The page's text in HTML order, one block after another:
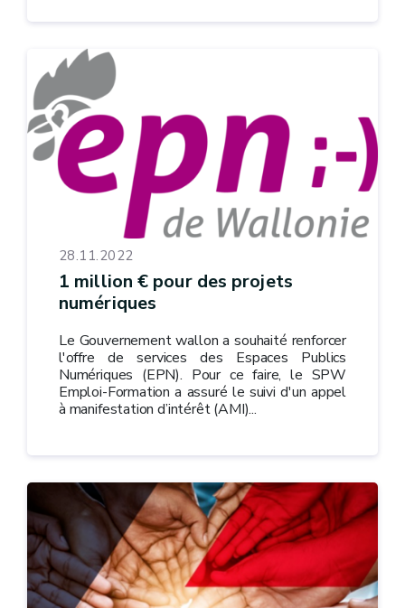
28.11.2022
1 million € pour des projets
numériques
Le Gouvernement wallon a souhaité renforcer
l'offre de services des Espaces Publics
Numériques (EPN). Pour ce faire, le SPW
Emploi-Formation a assuré le suivi d'un appel
à manifestation d’intérêt (AMI)...